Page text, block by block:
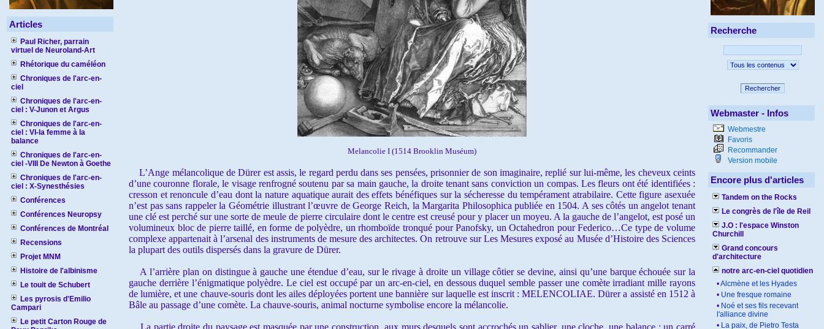
Articles
Paul Richer, parrain
virtuel de Neuroland-Art
Rhétorique du caméléon
Chroniques de l'arc-en-
ciel
Chroniques de l'arc-en-
ciel : V-Junon et Argus
Chroniques de l'arc-en-
ciel : VI-la femme à la
balance
Chroniques de l'arc-en-
ciel -VIII De Newton à Goethe
Chroniques de l'arc-en-
ciel : X-Synesthésies
Conférences
Conférences Neuropsy
Conférences de Montréal
Recensions
Projet MNM
Histoire de l'albinisme
Le touit de Schubert
Les pyrosis d'Emilio
Campari
Le petit Carton Rouge de
Melancolie I (1514 Brooklin Muséum)
L’Ange mélancolique de Dürer est assis, le regard perdu dans ses pensées, prisonnier de son imaginaire, replié sur lui-même, les cheveux ceints
d’une couronne florale, le visage renfrogné soutenu par sa main gauche, la droite tenant sans conviction un compas. Les fleurs ont été identifiées :
cresson et renoncule d’eau dont la nature aquatique aurait des effets bénéfiques sur la sécheresse du tempérament atrabilaire. Cette figure asexuée
n’est pas sans rappeler la Géométrie illustrant l’œuvre de George Reich, la Margarita Philosophica publiée en 1504. A ses côtés un angelot tenant
une clé est perché sur une sorte de meule de pierre circulaire dont le centre est creusé pour y placer un moyeu. A la gauche de l’angelot, est posé un
volumineux bloc de pierre taillé, en forme de polyèdre, un rhomboïde tronqué pour Panofsky, un Octahedron pour Federico…Ce type de volume
complexe appartenait à l’arsenal des instruments de mesure des architectes. On retrouve sur Les Mesures exposé au Musée d’Histoire des Sciences
la plupart des outils dispersés dans la gravure de Dürer.
A l’arrière plan on distingue à gauche une étendue d’eau, sur le rivage à droite un village côtier se devine, ainsi qu’une barque échouée sur la
gauche derrière l’énigmatique polyèdre. Le ciel est occupé par un arc-en-ciel, en dessous duquel semble passer une comète irradiant mille rayons
de lumière, et une chauve-souris dont les ailes déployées portent une bannière sur laquelle est inscrit : MELENCOLIAE. Dürer a assisté en 1512 à
Bâle au passage d’une comète. La chauve-souris, animal nocturne symbolise encore la mélancolie.
La partie droite du paysage est masquée par une construction, aux murs desquels sont accrochés un sablier, une cloche, une balance ; un carré
Recherche
Rechercher
Webmaster - Infos
Webmestre
Favoris
Recommander
Version mobile
Encore plus d'articles
Tandem on the Rocks
Le congrès de l'île de Reil
J.O : l'espace Winston
Churchill
Grand concours
d'architecture
notre arc-en-ciel quotidien
•Alcmène et les Hyades
• Une fresque romaine
• Noé et ses fils recevant
l'alliance divine
• La paix, de Pietro Testa